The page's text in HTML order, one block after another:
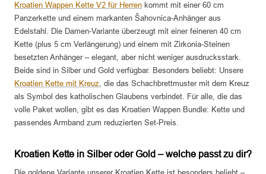
Kroatien Wappen Kette V2 für Herren kommt mit einer 60 cm
Panzerkette und einem markanten Šahovnica-Anhänger aus
Edelstahl. Die Damen-Variante überzeugt mit einer feineren 40 cm
Kette (plus 5 cm Verlängerung) und einem mit Zirkonia-Steinen
besetzten Anhänger – elegant, aber nicht weniger ausdrucksstark.
Beide sind in Silber und Gold verfügbar. Besonders beliebt: Unsere
Kroatien Kette mit Kreuz, die das Schachbrettmuster mit dem Kreuz
als Symbol des katholischen Glaubens verbindet. Für alle, die das
volle Paket wollen, gibt es das Kroatien Wappen Bundle: Kette und
passendes Armband zum reduzierten Set-Preis.
Kroatien Kette in Silber oder Gold – welche passt zu dir?